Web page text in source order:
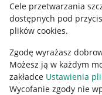
Cele przetwarzania
dostępnych pod
plików cookies.
Zgodę wyrażasz
Możesz ją w każdym
zakładce Ustawienia
Wycofanie zgody nie
Udostępnianie
Informacje dla Aktu o
Pobierz aplikację